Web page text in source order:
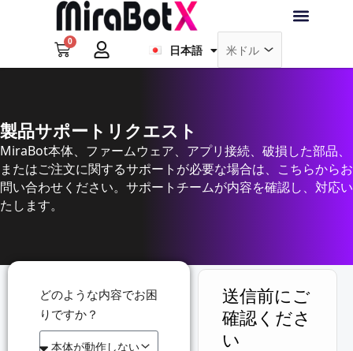
0
Cart 日本語
Français
Deutsch
製品サポートリクエスト
MiraBot本体、ファームウェア、アプリ接続、破損した部品、
またはご注文に関するサポートが必要な場合は、こちらからお
問い合わせください。サポートチームが内容を確認し、対応い
たします。
どのような内容でお困
りですか？
送信前にご
確認くださ
い